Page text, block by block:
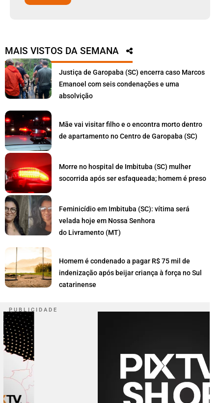
MAIS VISTOS DA SEMANA
Justiça de Garopaba (SC) encerra caso Marcos
Emanoel com seis condenações e uma
absolvição
Mãe vai visitar filho e o encontra morto dentro
de apartamento no Centro de Garopaba (SC)
Morre no hospital de Imbituba (SC) mulher
socorrida após ser esfaqueada; homem é preso
Feminicídio em Imbituba (SC): vítima será
velada hoje em Nossa Senhora
do Livramento (MT)
Homem é condenado a pagar R$ 75 mil de
indenização após beijar criança à força no Sul
catarinense
P U B L I C I D A D E